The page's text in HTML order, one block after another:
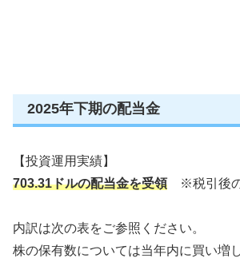
2025年下期の配当金
【投資運用実績】
703.31ドルの配当金を受領
※税引後
内訳は次の表をご参照ください。
株の保有数については当年内に買い増